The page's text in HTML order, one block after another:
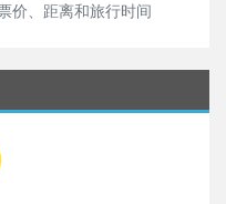
价、距离和旅行时间